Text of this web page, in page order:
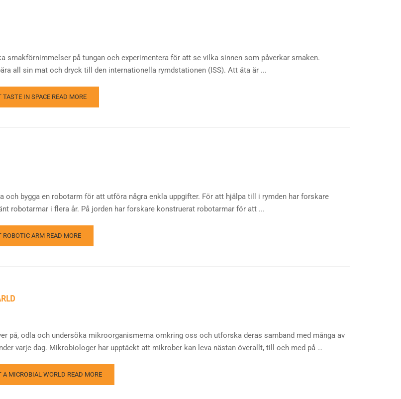
smakförnimmelser på tungan och experimentera för att se vilka sinnen som påverkar smaken.
all sin mat och dryck till den internationella rymdstationen (ISS). Att äta är ...
TASTE IN SPACE READ MORE
och bygga en robotarm för att utföra några enkla uppgifter. För att hjälpa till i rymden har forskare
robotarmar i flera år. På jorden har forskare konstruerat robotarmar för att ...
ROBOTIC ARM READ MORE
på, odla och undersöka mikroorganismerna omkring oss och utforska deras samband med många av
varje dag. Mikrobiologer har upptäckt att mikrober kan leva nästan överallt, till och med på …
A MICROBIAL WORLD READ MORE